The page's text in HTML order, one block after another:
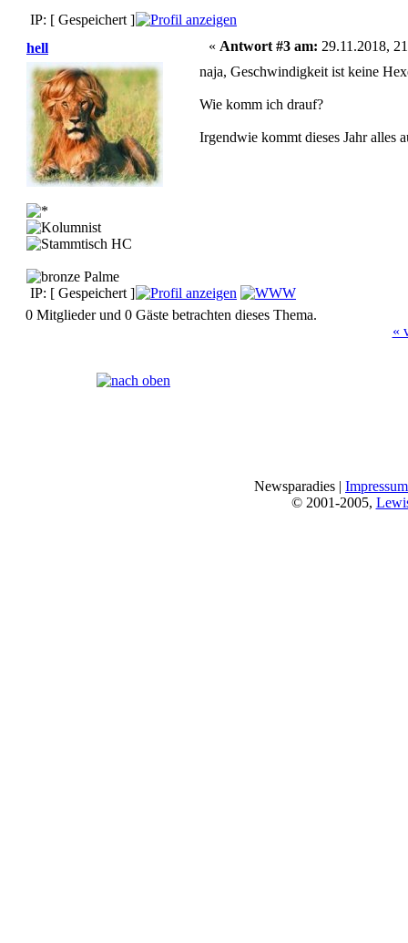
IP: [ Gespeichert ]
hell
« Antwort #3 am: 29.11.2018,
naja, Geschwindigkeit ist keine
Wie komm ich drauf?
Irgendwie kommt dieses Jahr alles
IP: [ Gespeichert ]
0 Mitglieder und 0 Gäste betrachten dieses Thema.
«
Newsparadies | Impressum
© 2001-2005,